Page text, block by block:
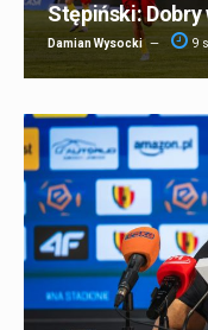
Stępiński:
Damian Wysocki 9